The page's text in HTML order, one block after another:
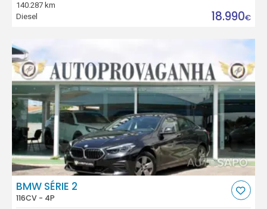
140.287 km
Diesel
18.990€
BMW SÉRIE 2
116CV - 4P